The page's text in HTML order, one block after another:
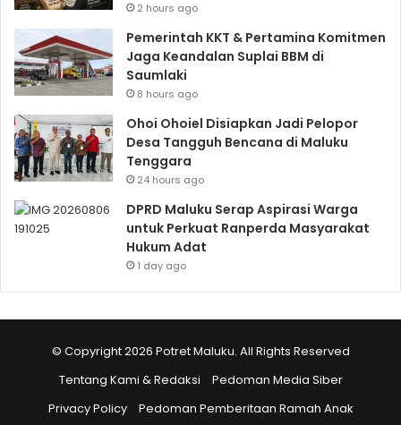
2 hours ago
Pemerintah KKT & Pertamina Komitmen
Jaga Keandalan Suplai BBM di
Saumlaki
8 hours ago
Ohoi Ohoiel Disiapkan Jadi Pelopor
Desa Tangguh Bencana di Maluku
Tenggara
24 hours ago
DPRD Maluku Serap Aspirasi Warga
untuk Perkuat Ranperda Masyarakat
Hukum Adat
1 day ago
© Copyright 2026 Potret Maluku. All Rights Reserved
Tentang Kami & Redaksi
Pedoman Media Siber
Privacy Policy
Pedoman Pemberitaan Ramah Anak